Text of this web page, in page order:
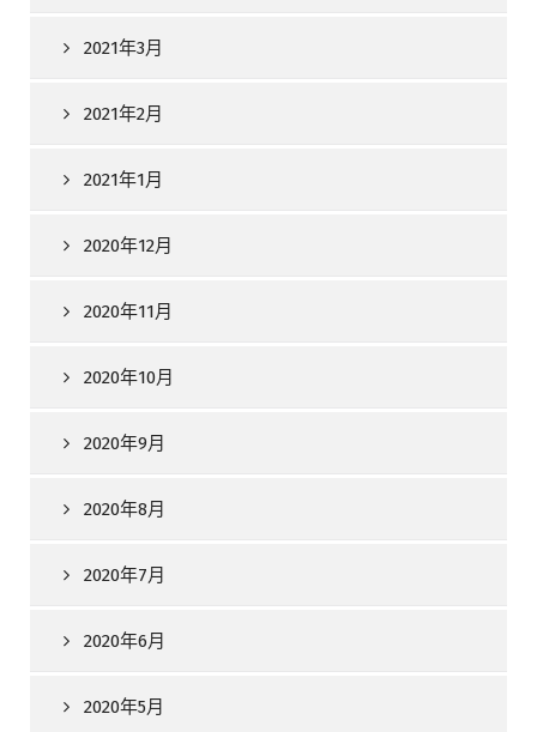
2021年3月
2021年2月
2021年1月
2020年12月
2020年11月
2020年10月
2020年9月
2020年8月
2020年7月
2020年6月
2020年5月